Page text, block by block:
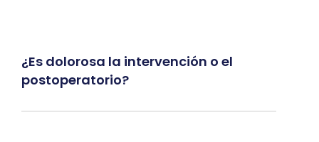
¿Es dolorosa la intervención o el
postoperatorio?